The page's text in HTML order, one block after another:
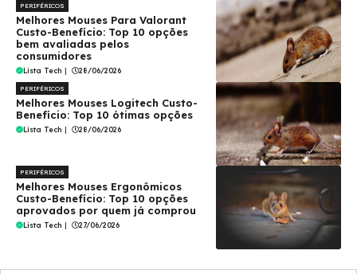
PERIFÉRICOS
Melhores Mouses Para Valorant
Custo-Benefício: Top 10 opções
bem avaliadas pelos
consumidores
Lista Tech | 28/06/2026
PERIFÉRICOS
Melhores Mouses Logitech Custo-
Benefício: Top 10 ótimas opções
Lista Tech | 28/06/2026
PERIFÉRICOS
Melhores Mouses Ergonômicos
Custo-Benefício: Top 10 opções
aprovados por quem já comprou
Lista Tech | 27/06/2026